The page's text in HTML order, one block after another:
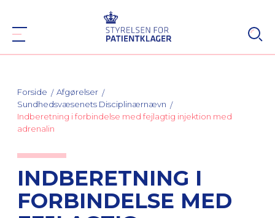
Forside
Afgørelser
Sundhedsvæsenets Disciplinærnævn
Indberetning i forbindelse med fejlagtig injektion med
adrenalin
INDBERETNING I
FORBINDELSE MED